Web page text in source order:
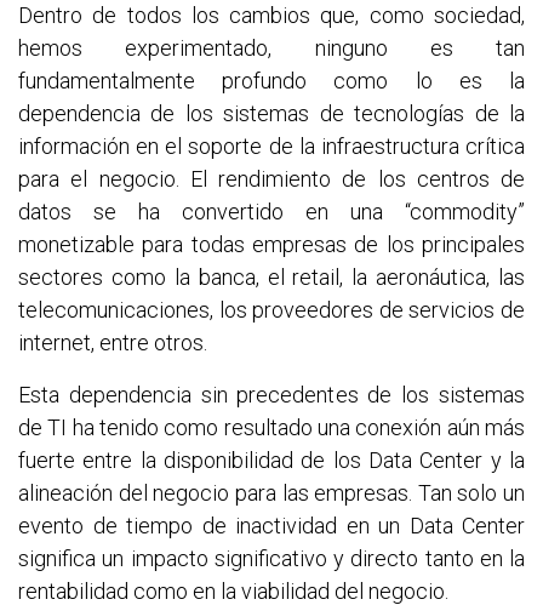
Dentro de todos los cambios que, como sociedad,
hemos experimentado, ninguno es tan
fundamentalmente profundo como lo es la
dependencia de los sistemas de tecnologías de la
información en el soporte de la infraestructura crítica
para el negocio. El rendimiento de los centros de
datos se ha convertido en una “commodity”
monetizable para todas empresas de los principales
sectores como la banca, el retail, la aeronáutica, las
telecomunicaciones, los proveedores de servicios de
internet, entre otros.
Esta dependencia sin precedentes de los sistemas
de TI ha tenido como resultado una conexión aún más
fuerte entre la disponibilidad de los Data Center y la
alineación del negocio para las empresas. Tan solo un
evento de tiempo de inactividad en un Data Center
significa un impacto significativo y directo tanto en la
rentabilidad como en la viabilidad del negocio.